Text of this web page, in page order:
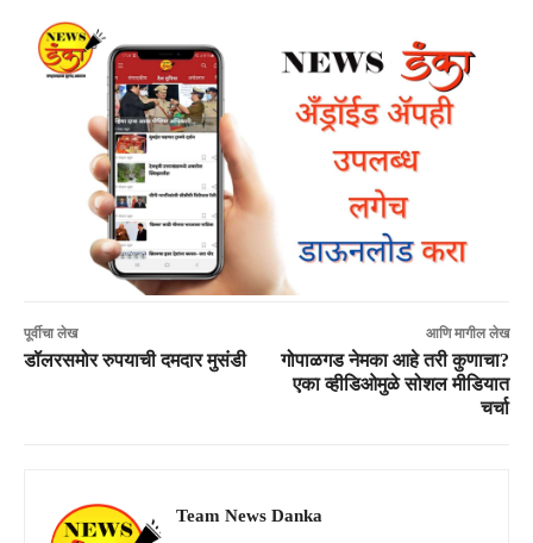
पूर्वीचा लेख
डॉलरसमोर रुपयाची दमदार मुसंडी
आणि मागील लेख
गोपाळगड नेमका आहे तरी कुणाचा?
एका व्हीडिओमुळे सोशल मीडियात
चर्चा
Team News Danka